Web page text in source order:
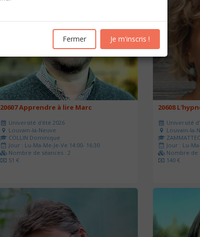
20607 Apprendre à lire Marc
Université d'été 2026
Louvain-la-Neuve
COLLIN Dominique
Jour : Lu-Ma-Me-Je-Ve 14:00- 16:30
Nombre de séances : 2
51 €
20608
Université
Louvain-la-
Jour : Lu-
Nombre de
140 €
Fermer Je m'inscris !